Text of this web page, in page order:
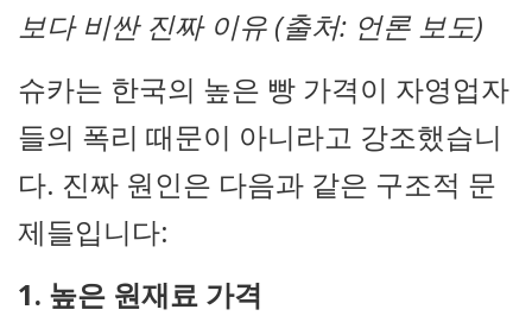
보다 비싼 진짜 이유 (출처: 언론 보도)
슈카는 한국의 높은 빵 가격이 자영업자
들의 폭리 때문이 아니라고 강조했습니
다. 진짜 원인은 다음과 같은 구조적 문
제들입니다:
1. 높은 원재료 가격